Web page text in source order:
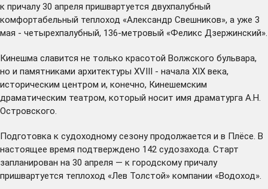
к причалу 30 апреля пришвартуется двухпалубный
комфортабельный теплоход «Александр Свешников», а уже 3
мая - четырехпалубный, 136-метровый «Феликс Дзержинский».
Кинешма славится не только красотой Волжского бульвара,
но и памятниками архитектуры XVIII - начала XIX века,
историческим центром и, конечно, Кинешемским
драматическим театром, который носит имя драматурга А.Н.
Островского.
Подготовка к судоходному сезону продолжается и в Плёсе. В
настоящее время подтверждено 142 судозахода. Старт
запланирован на 30 апреля — к городскому причалу
пришвартуется теплоход «Лев Толстой» компании «Водоход».